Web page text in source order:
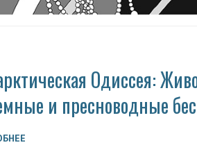
Одиссея:
и пресноводные